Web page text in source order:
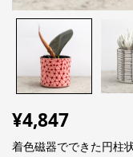
¥4,847
着色磁器でできた円柱